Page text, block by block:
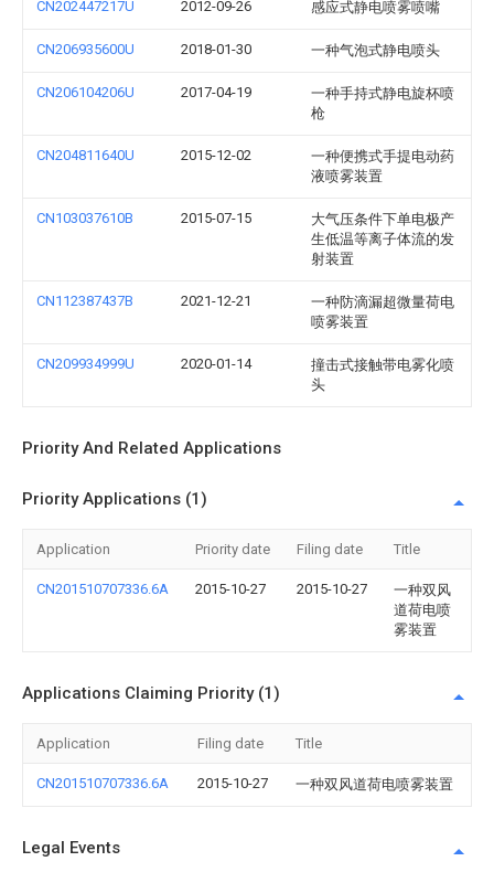
CN202447217U 2012-09-26 感应式静电喷雾喷嘴
CN206935600U 2018-01-30 一种气泡式静电喷头
CN206104206U 2017-04-19
一种手持式静电旋杯喷
枪
CN204811640U 2015-12-02
一种便携式手提电动药
液喷雾装置
CN103037610B 2015-07-15
大气压条件下单电极产
生低温等离子体流的发
射装置
CN112387437B 2021-12-21
一种防滴漏超微量荷电
喷雾装置
CN209934999U 2020-01-14
撞击式接触带电雾化喷
头
Priority And Related Applications
Priority Applications (1)
Application Priority date Filing date Title
CN201510707336.6A 2015-10-27 2015-10-27
一种双风
道荷电喷
雾装置
Applications Claiming Priority (1)
Application Filing date Title
CN201510707336.6A 2015-10-27 一种双风道荷电喷雾装置
Legal Events